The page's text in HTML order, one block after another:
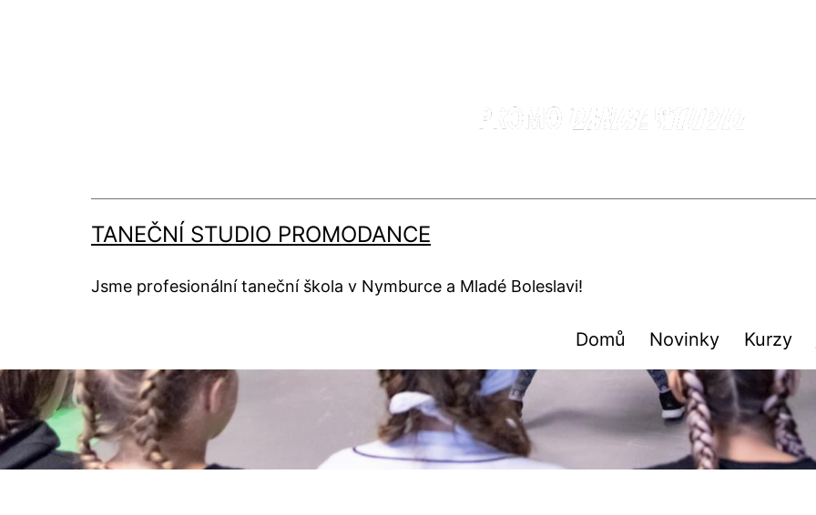
TANEČNÍ STUDIO PROMODANCE
Jsme profesionální taneční škola v Nymburce a Mladé Boleslavi!
Domů Novinky Kurzy